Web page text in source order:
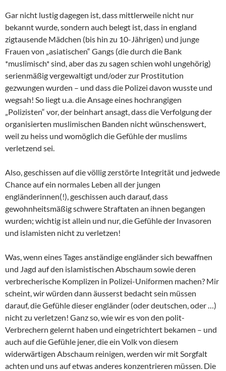
Gar nicht lustig dagegen ist, dass mittlerweile nicht nur
bekannt wurde, sondern auch belegt ist, dass in england
zigtausende Mädchen (bis hin zu 10-Jährigen) und junge
Frauen von „asiatischen“ Gangs (die durch die Bank
*muslimisch* sind, aber das zu sagen schien wohl ungehörig)
serienmäßig vergewaltigt und/oder zur Prostitution
gezwungen wurden – und dass die Polizei davon wusste und
wegsah! So liegt u.a. die Ansage eines hochrangigen
„Polizisten“ vor, der beinhart ansagt, dass die Verfolgung der
organisierten muslimischen Banden nicht wünschenswert,
weil zu heiss und womöglich die Gefühle der muslims
verletzend sei.
Also, geschissen auf die völlig zerstörte Integrität und jedwede
Chance auf ein normales Leben all der jungen
engländerinnen(!), geschissen auch darauf, dass
gewohnheitsmäßig schwere Straftaten an ihnen begangen
wurden; wichtig ist allein und nur, die Gefühle der Invasoren
und islamisten nicht zu verletzen!
Was, wenn eines Tages anständige engländer sich bewaffnen
und Jagd auf den islamistischen Abschaum sowie deren
verbrecherische Komplizen in Polizei-Uniformen machen? Mir
scheint, wir würden dann äusserst bedacht sein müssen
darauf, die Gefühle dieser engländer (oder deutschen, oder …)
nicht zu verletzen! Ganz so, wie wir es von den polit-
Verbrechern gelernt haben und eingetrichtert bekamen – und
auch auf die Gefühle jener, die ein Volk von diesem
widerwärtigen Abschaum reinigen, werden wir mit Sorgfalt
achten und uns auf etwas anderes konzentrieren müssen. Die